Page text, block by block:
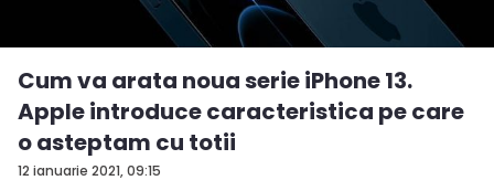
12 ianuarie 2021, 09:15
Cum va arata noua serie iPhone 13.
Apple introduce caracteristica pe care
o asteptam cu totii